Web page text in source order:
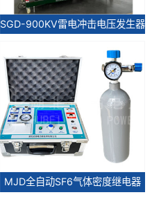
SGD-900KV雷电冲击电压发生器
MJD全自动SF6气体密度继电器